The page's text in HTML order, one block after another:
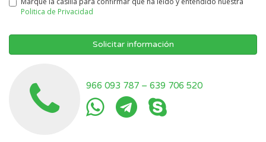
Politica de Privacidad
Solicitar información
966 093 787 – 639 706 520